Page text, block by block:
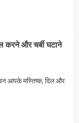
करने और चर्बी घटाने
आपके मस्तिष्क, दिल और